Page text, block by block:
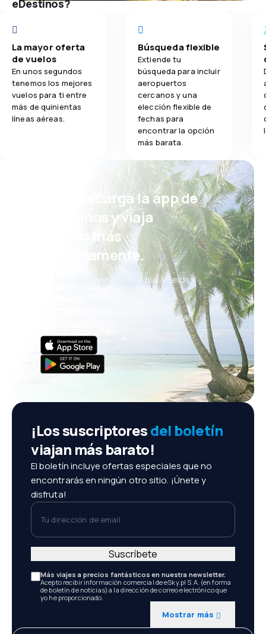
eDestinos?
La mayor oferta
de vuelos
En unos segundos
tenemos los mejores
vuelos para ti entre
más de quinientas
líneas aéreas.
Búsqueda flexible
Extiende tu
búsqueda para incluir
aeropuertos
cercanos y una
elección flexible de
fechas para
encontrar la opción
más barata.
¡Eh! Descarga la app de
eDestinos y viaja
incluso más
cómodamente.
Nuevas ofertas cada día: vuelos,
vacaciones, escapadas
Cómoda gestión de reservas
¡Todo lo que importa, siempre al
¡Los suscriptoresdel boletín
viajan más barato!
El boletín incluye ofertas especiales que no
encontrarás en ningún otro sitio. ¡Únete y
disfruta!
Tu dirección de email
Más viajes a precios fantásticos en nuestra newsletter.
Acepto recibir información comercial de eSky.pl S.A. (en forma
de boletín de noticias) a la dirección de correo electrónico que
yo he proporcionado.
Mostrar más
Suscríbete